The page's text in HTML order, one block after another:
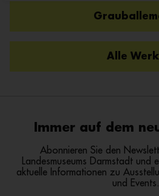
Alle
Immer auf dem
Abonnieren Sie den
Landesmuseums Darmstadt und
aktuelle Informationen zu
und Events.